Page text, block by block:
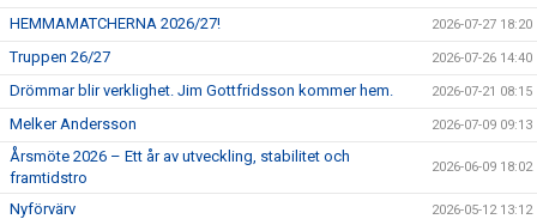
HEMMAMATCHERNA 2026/27! 2026-07-27 18:20
Truppen 26/27 2026-07-26 14:40
Drömmar blir verklighet. Jim Gottfridsson kommer hem. 2026-07-21 08:15
Melker Andersson 2026-07-09 09:13
Årsmöte 2026 – Ett år av utveckling, stabilitet och
framtidstro
2026-06-09 18:02
Nyförvärv 2026-05-12 13:12